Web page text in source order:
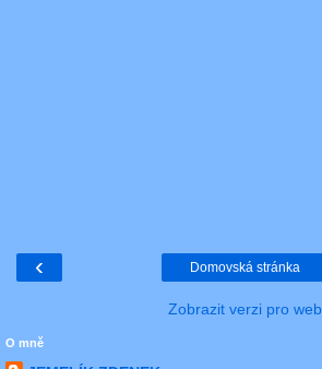
‹ Domovská stránka
Zobrazit verzi pro web
O mně